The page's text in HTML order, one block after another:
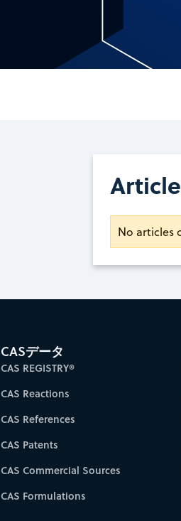
No articles
CASデータ
CAS REGISTRY®
CAS Reactions
CAS References
CAS Patents
CAS Commercial Sources
CAS Formulations